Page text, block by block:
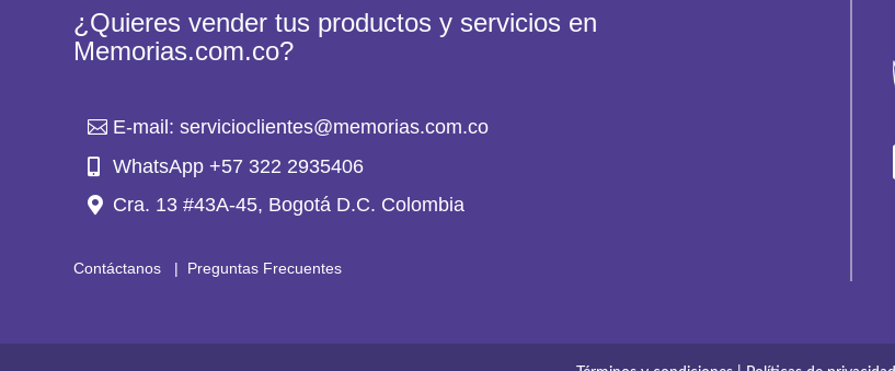
¿Quieres vender tus productos y servicios en
Memorias.com.co?
E-mail: servicioclientes@memorias.com.co
WhatsApp +57 322 2935406
Cra. 13 #43A-45, Bogotá D.C. Colombia
Contáctanos | Preguntas Frecuentes